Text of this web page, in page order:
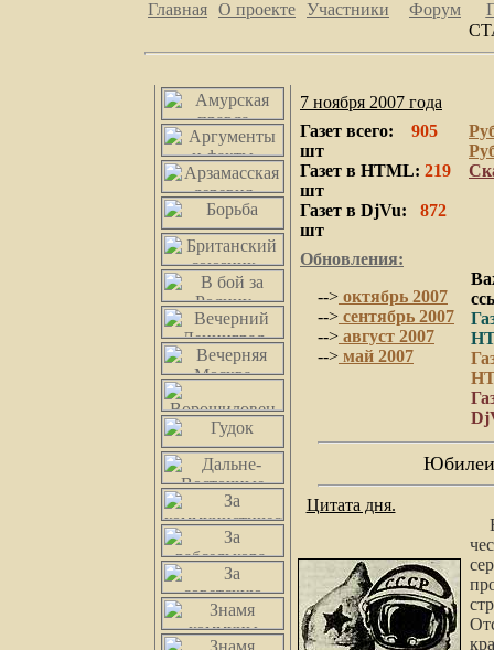
Главная О проекте Участники Форум
7 ноября 2007 года
Газет вcего: 905
шт
Газет в HTML: 219
шт
Газет в DjVu: 872
шт
Обновления:
--> октябрь 2007
--> сентябрь 2007
--> август 2007
--> май 2007
Юбилеи
Цитата дня.
В